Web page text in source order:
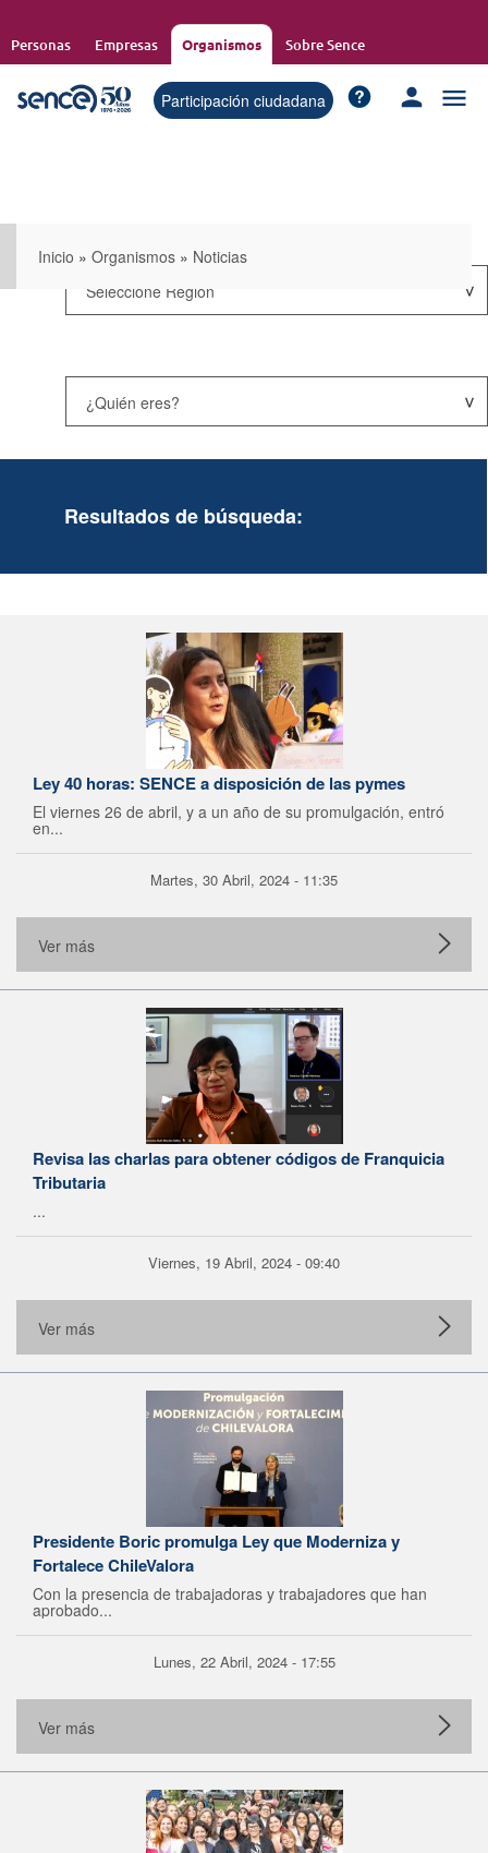
contenido
Personas Empresas Organismos Sobre Sence
Participación ciudadana
Inicio » Organismos » Noticias
Resultados de búsqueda:
Ley 40 horas: SENCE a disposición de las pymes
El viernes 26 de abril, y a un año de su promulgación, entró
en...
Martes, 30 Abril, 2024 - 11:35
Ver más
Revisa las charlas para obtener códigos de Franquicia
Tributaria
...
Viernes, 19 Abril, 2024 - 09:40
Ver más
Presidente Boric promulga Ley que Moderniza y
Fortalece ChileValora
Con la presencia de trabajadoras y trabajadores que han
aprobado...
Lunes, 22 Abril, 2024 - 17:55
Ver más